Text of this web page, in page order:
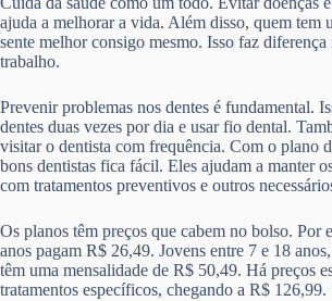
ajuda a melhorar a vida. Além disso, quem tem
sente melhor consigo mesmo. Isso faz
trabalho.
Prevenir problemas nos dentes é fundamental.
dentes duas vezes por dia e usar fio dental.
visitar o dentista com frequência. Com o plano
bons dentistas fica fácil. Eles ajudam a manter
com tratamentos preventivos e outros
Os planos têm preços que cabem no bolso. Por
anos pagam R$ 26,49. Jovens entre 7 e 18
têm uma mensalidade de R$ 50,49. Há preços
tratamentos específicos, chegando a R$ 126,99.